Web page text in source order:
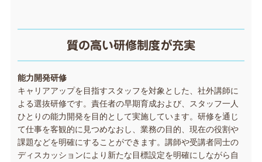
質の高い研修制度が充実
能力開発研修
キャリアアップを目指すスタッフを対象とした、社外講師に
よる選抜研修です。責任者の早期育成および、スタッフ一人
ひとりの能力開発を目的として実施しています。研修を通じ
て仕事を客観的に見つめなおし、業務の目的、現在の役割や
課題などを明確にすることができます。講師や受講者同士の
ディスカッションにより新たな目標設定を明確にしながら自